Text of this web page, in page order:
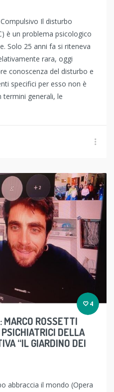
Il disturbo
è un problema psicologico
Solo 25 anni fa si riteneva
rara, oggi
conoscenza del disturbo e
specifici per esso non è
termini generali, le
4
ROSSETTI
DELLA
“IL GIARDINO DEI
abbraccia il mondo (Opera